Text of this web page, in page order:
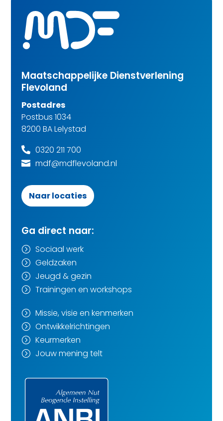
Maatschappelijke Dienstverlening
Flevoland
Postadres
Postbus 1034
8200 BA Lelystad
 0320 211 700
 mdf@mdflevoland.nl
Naar locaties
Ga direct naar:
= Sociaal werk
= Geldzaken
= Jeugd & gezin
= Trainingen en workshops
= Missie, visie en kenmerken
= Ontwikkelrichtingen
= Keurmerken
= Jouw mening telt